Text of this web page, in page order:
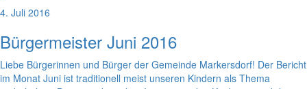
4. Juli 2016
Bürgermeister Juni 2016
Liebe Bürgerinnen und Bürger der Gemeinde Markersdorf! Der Bericht
im Monat Juni ist traditionell meist unseren Kindern als Thema